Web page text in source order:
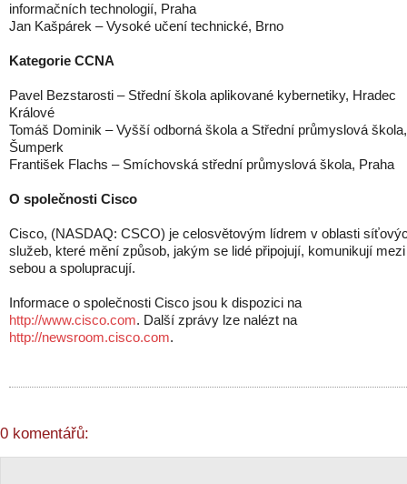
informačních technologií, Praha
Jan Kašpárek – Vysoké učení technické, Brno
Kategorie CCNA
Pavel Bezstarosti – Střední škola aplikované kybernetiky, Hradec
Králové
Tomáš Dominik – Vyšší odborná škola a Střední průmyslová škola,
Šumperk
František Flachs – Smíchovská střední průmyslová škola, Praha
O společnosti Cisco
Cisco, (NASDAQ: CSCO) je celosvětovým lídrem v oblasti
služeb, které mění způsob, jakým se lidé připojují, komunikují mezi
sebou a spolupracují.
Informace o společnosti Cisco jsou k dispozici na
http://www.cisco.com. Další zprávy lze nalézt na
http://newsroom.cisco.com.
0 komentářů: